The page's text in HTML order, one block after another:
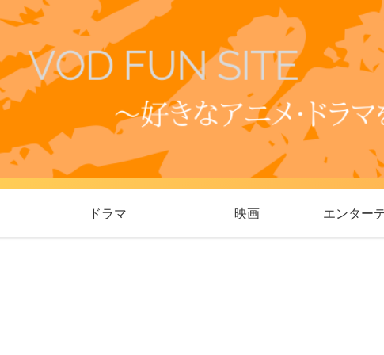
ドラマ 映画 エンター